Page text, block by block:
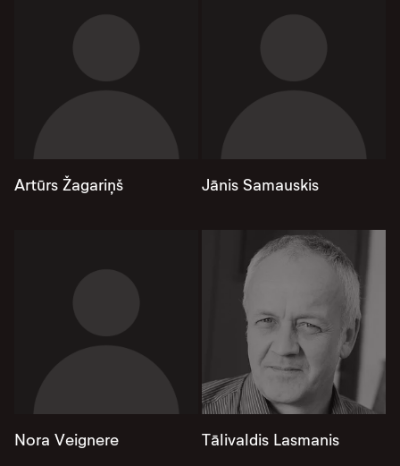
Artūrs Žagariņš Jānis Samauskis
Nora Veignere Tālivaldis Lasmanis